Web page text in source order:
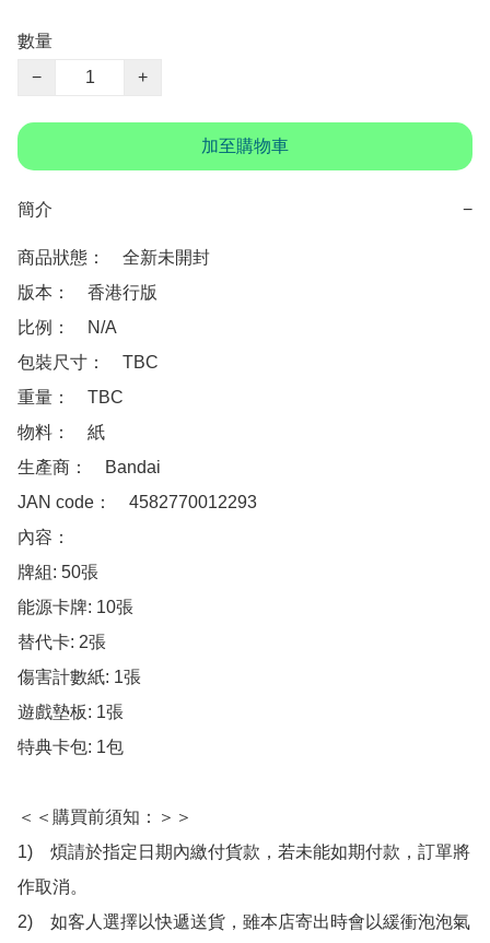
數量
−
+
加至購物車
簡介 −
商品狀態：　全新未開封
版本：　香港行版
比例：　N/A
包裝尺寸：　TBC
重量：　TBC
物料：　紙
生產商：　Bandai
JAN code：　4582770012293
內容：
牌組: 50張
能源卡牌: 10張
替代卡: 2張
傷害計數紙: 1張
遊戲墊板: 1張
特典卡包: 1包
＜＜購買前須知：＞＞
1)　煩請於指定日期內繳付貨款，若未能如期付款，訂單將
作取消。
2)　如客人選擇以快遞送貨，雖本店寄出時會以緩衝泡泡氣